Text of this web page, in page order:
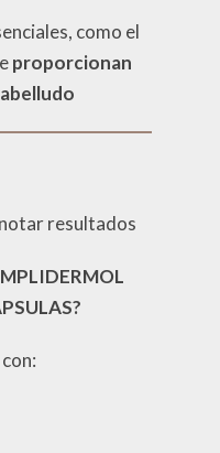
como el
proporcionan
resultados